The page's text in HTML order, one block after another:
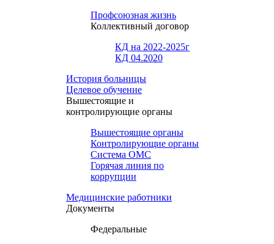
Профсоюзная жизнь
Коллективный договор
КД на 2022-2025г
КД 04.2020
История больницы
Целевое обучение
Вышестоящие и
контролирующие органы
Вышестоящие органы
Контролирующие органы
Система ОМС
Горячая линия по
коррупции
Медицинские работники
Документы
Федеральные